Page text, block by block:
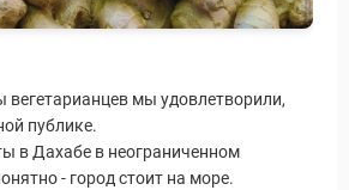
вегетарианцев мы удовлетворили,
публике.
в Дахабе в неограниченном
- город стоит на море.